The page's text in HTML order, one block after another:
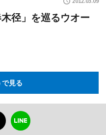
径」を巡るウオー
見る